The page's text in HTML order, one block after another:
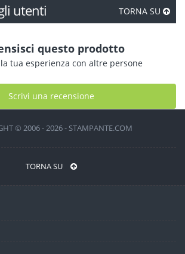
utenti TORNA SU
questo prodotto
tua esperienza con altre persone
Scrivi una recensione
© 2006 - 2026 - STAMPANTE.COM
TORNA SU